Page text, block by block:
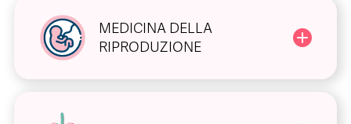
MEDICINA DELLA
RIPRODUZIONE